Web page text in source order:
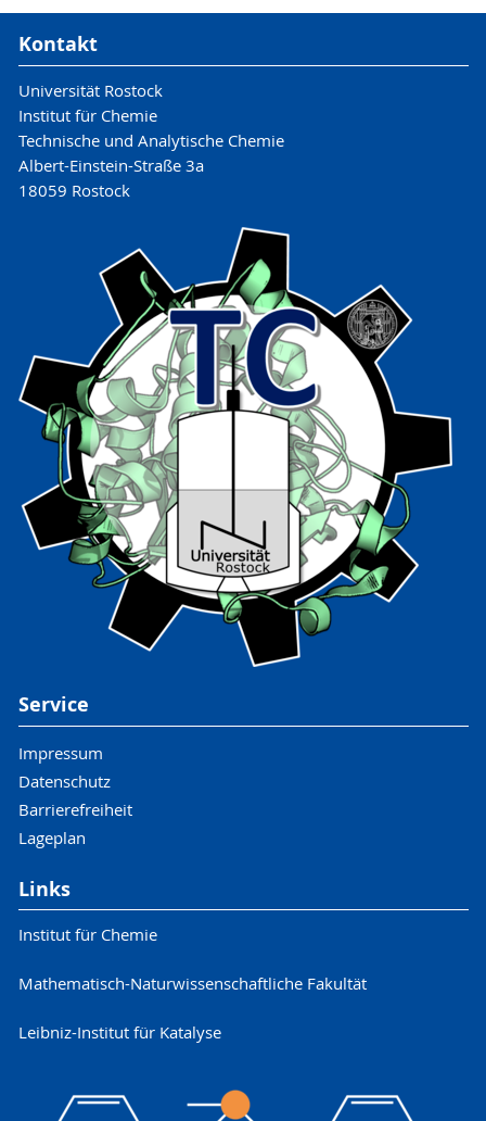
Kontakt
Universität Rostock
Institut für Chemie
Technische und Analytische Chemie
Albert-Einstein-Straße 3a
18059 Rostock
Service
Impressum
Datenschutz
Barrierefreiheit
Lageplan
Links
Institut für Chemie
Mathematisch-Naturwissenschaftliche Fakultät
Leibniz-Institut für Katalyse